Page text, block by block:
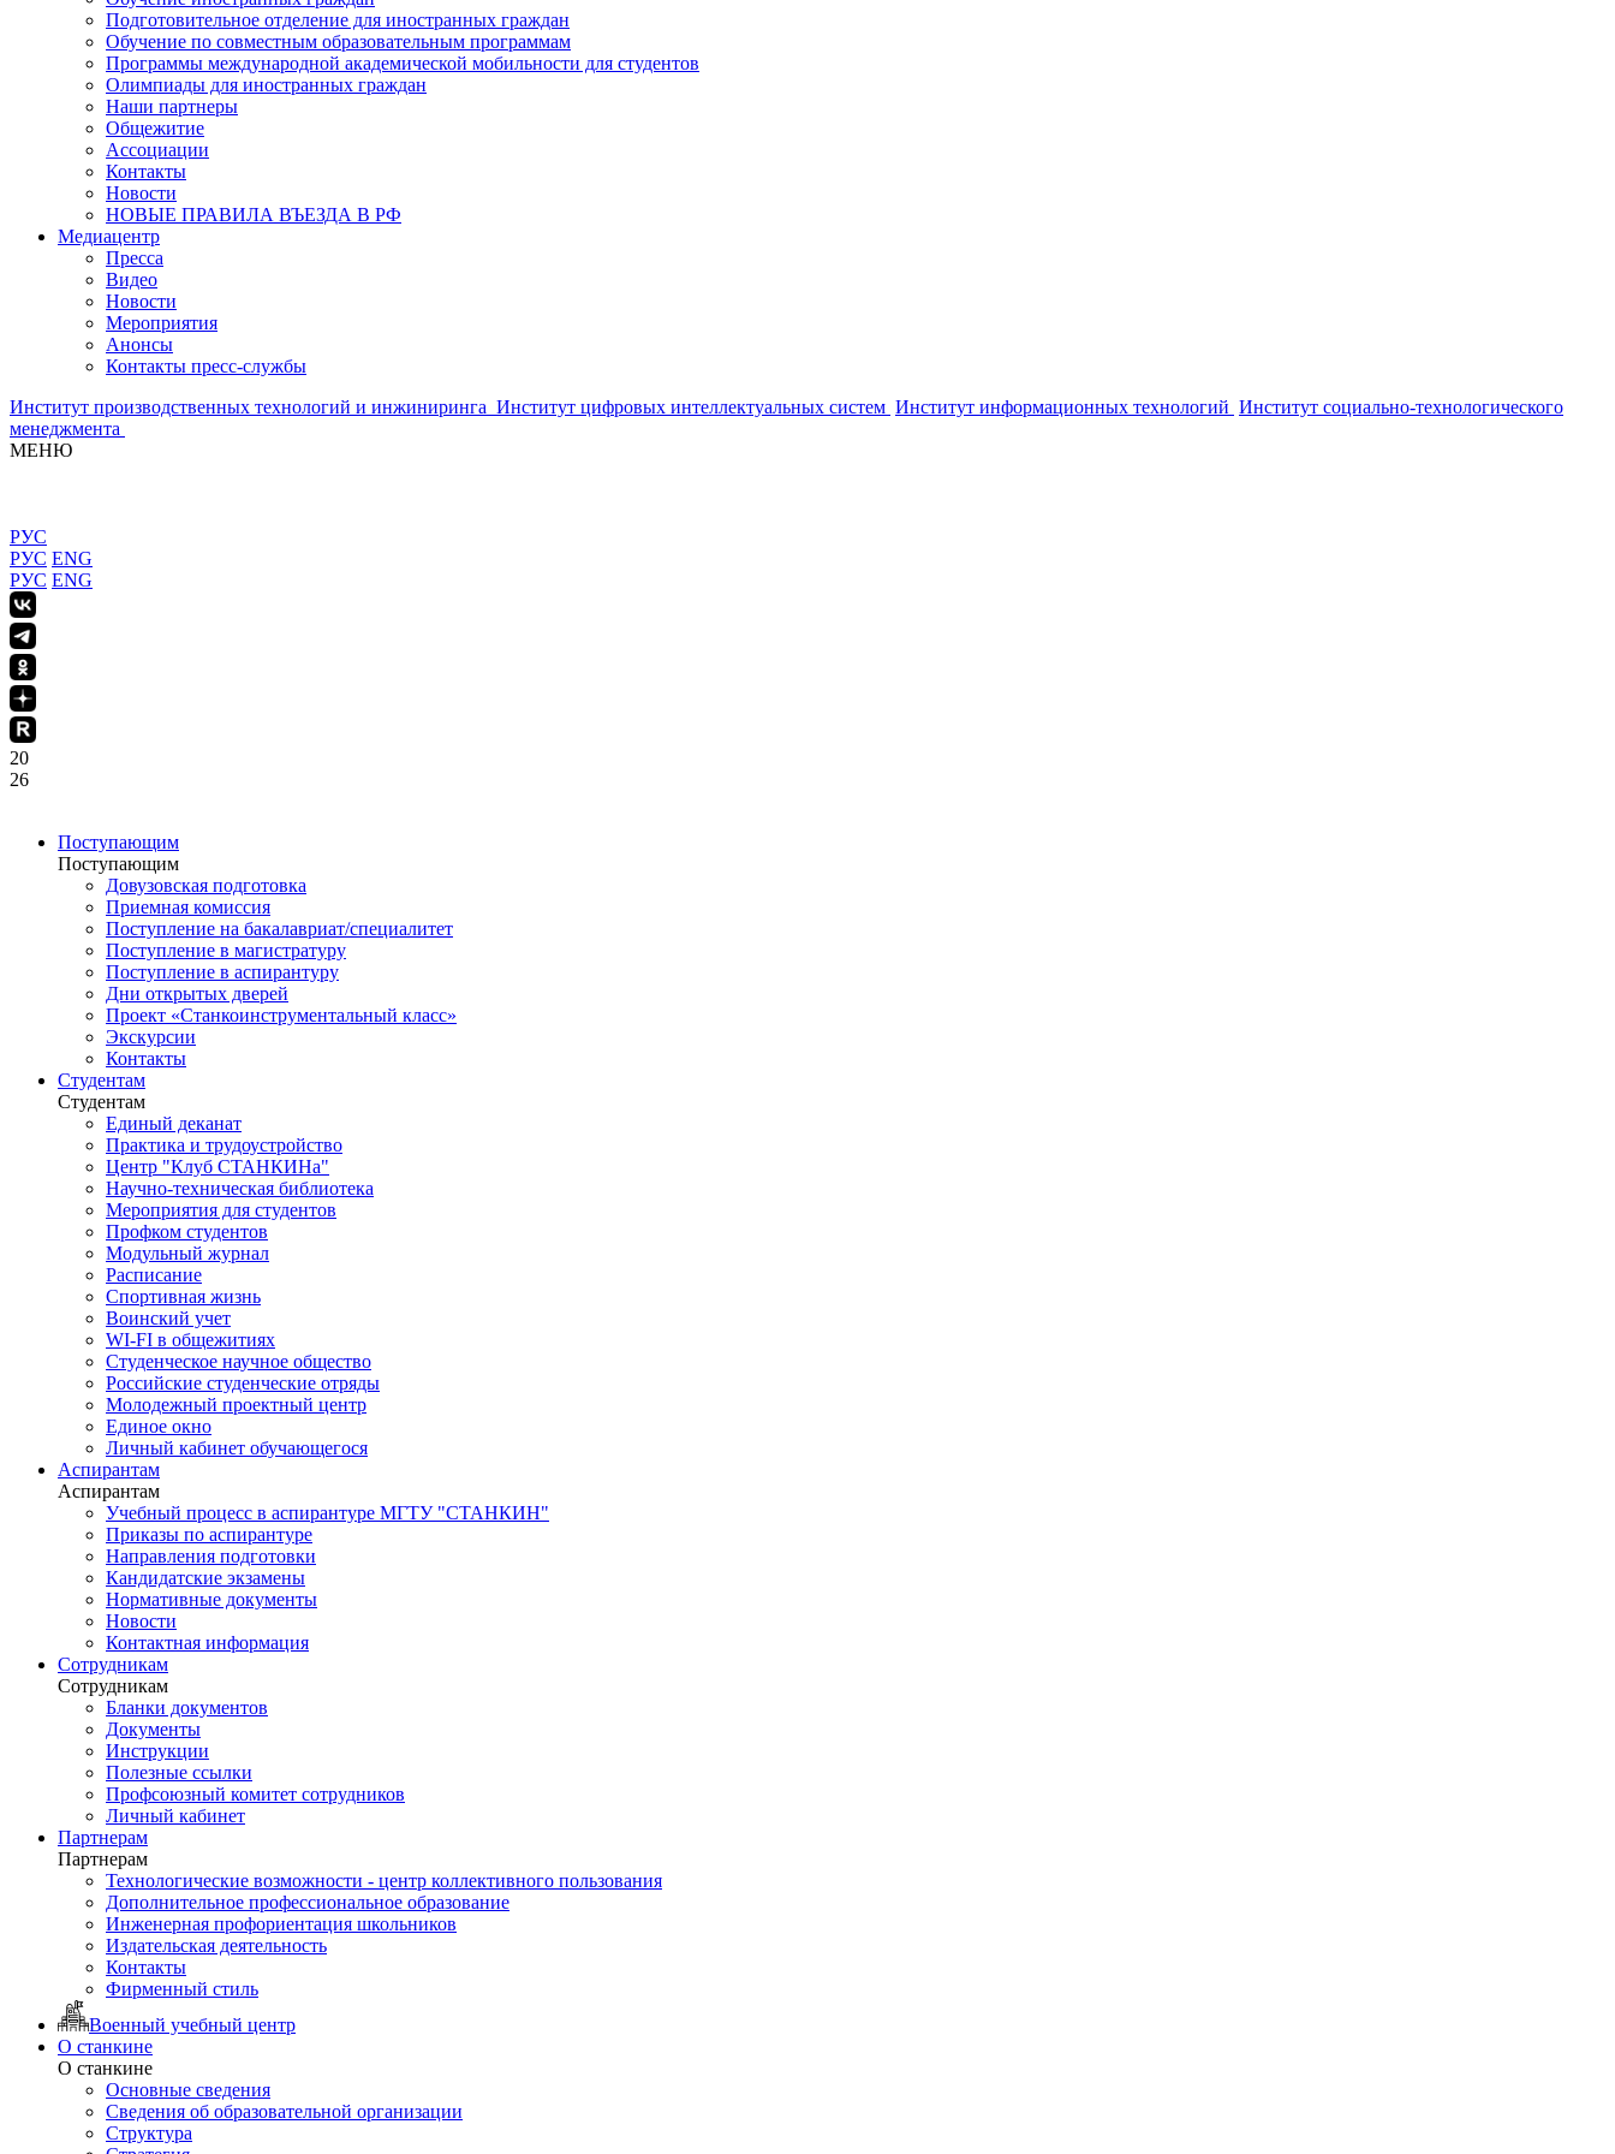
Подготовительное отделение для иностранных граждан
Обучение по совместным образовательным программам
Программы международной академической мобильности для студентов
Олимпиады для иностранных граждан
Наши партнеры
Общежитие
Ассоциации
Контакты
Новости
НОВЫЕ ПРАВИЛА ВЪЕЗДА В РФ
Медиацентр
Пресса
Видео
Новости
Мероприятия
Анонсы
Контакты пресс-службы
Институт производственных технологий и инжиниринга Институт цифровых интеллектуальных систем Институт информационных технологий Институт социально-технологического
менеджмента
МЕНЮ
РУС
РУС ENG
РУС ENG
20
26
Поступающим
Поступающим
Довузовская подготовка
Приемная комиссия
Поступление на бакалавриат/специалитет
Поступление в магистратуру
Поступление в аспирантуру
Дни открытых дверей
Проект «Станкоинструментальный класс»
Экскурсии
Контакты
Студентам
Студентам
Единый деканат
Практика и трудоустройство
Центр "Клуб СТАНКИНа"
Научно-техническая библиотека
Мероприятия для студентов
Профком студентов
Модульный журнал
Расписание
Спортивная жизнь
Воинский учет
WI-FI в общежитиях
Студенческое научное общество
Российские студенческие отряды
Молодежный проектный центр
Единое окно
Личный кабинет обучающегося
Аспирантам
Аспирантам
Учебный процесс в аспирантуре МГТУ "СТАНКИН"
Приказы по аспирантуре
Направления подготовки
Кандидатские экзамены
Нормативные документы
Новости
Контактная информация
Сотрудникам
Сотрудникам
Бланки документов
Документы
Инструкции
Полезные ссылки
Профсоюзный комитет сотрудников
Личный кабинет
Партнерам
Партнерам
Технологические возможности - центр коллективного пользования
Дополнительное профессиональное образование
Инженерная профориентация школьников
Издательская деятельность
Контакты
Фирменный стиль
Военный учебный центр
О станкине
О станкине
Основные сведения
Сведения об образовательной организации
Структура